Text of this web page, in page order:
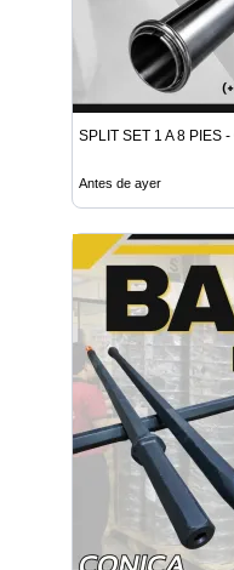
SPLIT SET 1 A 8 PIES
Antes de ayer